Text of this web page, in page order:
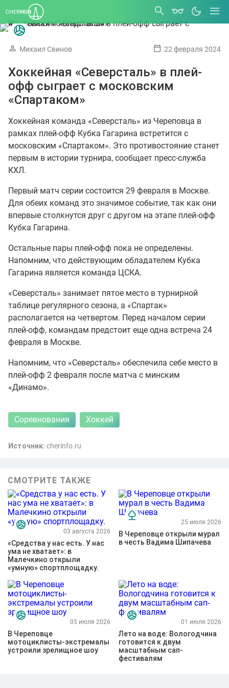
Михаил Свинов 22 февраля 2024
Хоккейная «Северсталь» в плей-
офф сыграет с московским
«Спартаком»
Хоккейная команда «Северсталь» из Череповца в
рамках плей-офф Кубка Гагарина встретится с
московским «Спартаком». Это противостояние станет
первым в истории турнира, сообщает пресс-служба
КХЛ.
Первый матч серии состоится 29 февраля в Москве.
Для обеих команд это значимое событие, так как они
впервые столкнутся друг с другом на этапе плей-офф
Кубка Гагарина.
Остальные пары плей-офф пока не определены.
Напомним, что действующим обладателем Кубка
Гагарина является команда ЦСКА.
«Северсталь» занимает пятое место в турнирной
таблице регулярного сезона, а «Спартак»
располагается на четвертом. Перед началом серии
плей-офф, командам предстоит еще одна встреча 24
февраля в Москве.
Напомним, что «Северсталь» обеспечила себе место в
плей-офф 2 февраля после матча с минским
«Динамо».
Соревнования Хоккей
Источник: сhеrinfо.ru
СМОТРИТЕ ТАКЖЕ
03 августа 2026
«Средства у нас есть. У нас
ума не хватает»: в
Малечкино открыли
«умную» спортплощадку.
25 июля 2026
В Череповце открыли мурал
в честь Вадима Шипачева
05 июля 2026
В Череповце
мотоциклисты-экстремалы
устроили зрелищное шоу
01 июля 2026
Лето на воде: Вологодчина
готовится к двум
масштабным сап-
фестивалям